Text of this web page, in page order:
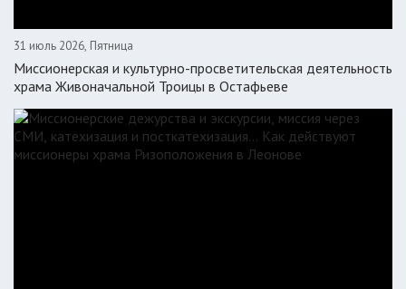
31 июль 2026, Пятница
Миссионерская и культурно-просветительская деятельность
храма Живоначальной Троицы в Остафьеве